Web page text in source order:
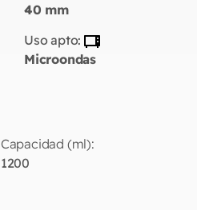
40 mm
Uso apto:
Microondas
Capacidad (ml):
1200